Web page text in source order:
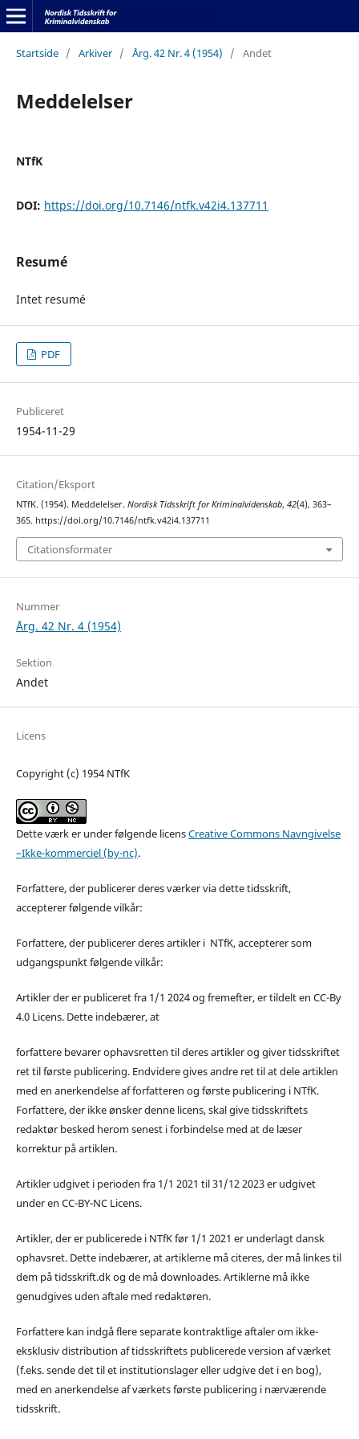
Startside / Arkiver / Årg. 42 Nr. 4 (1954) / Andet
Meddelelser
NTfK
DOI: https://doi.org/10.7146/ntfk.v42i4.137711
Resumé
Intet resumé
PDF
Publiceret
1954-11-29
Citation/Eksport
NTfK. (1954). Meddelelser. Nordisk Tidsskrift for Kriminalvidenskab, 42(4), 363–
365. https://doi.org/10.7146/ntfk.v42i4.137711
Citationsformater
Nummer
Årg. 42 Nr. 4 (1954)
Sektion
Andet
Licens
Copyright (c) 1954 NTfK
Dette værk er under følgende licensCreative Commons Navngivelse
–Ikke-kommerciel (by-nc).
Forfattere, der publicerer deres værker via dette tidsskrift,
accepterer følgende vilkår:
Forfattere, der publicerer deres artikler i NTfK, accepterer som
udgangspunkt følgende vilkår:
Artikler der er publiceret fra 1/1 2024 og fremefter, er tildelt en CC-By
4.0 Licens. Dette indebærer, at
forfattere bevarer ophavsretten til deres artikler og giver tidsskriftet
ret til første publicering. Endvidere gives andre ret til at dele artiklen
med en anerkendelse af forfatteren og første publicering i NTfK.
Forfattere, der ikke ønsker denne licens, skal give tidsskriftets
redaktør besked herom senest i forbindelse med at de læser
korrektur på artiklen.
Artikler udgivet i perioden fra 1/1 2021 til 31/12 2023 er udgivet
under en CC-BY-NC Licens.
Artikler, der er publicerede i NTfK før 1/1 2021 er underlagt dansk
ophavsret. Dette indebærer, at artiklerne må citeres, der må linkes til
dem på tidsskrift.dk og de må downloades. Artiklerne må ikke
genudgives uden aftale med redaktøren.
Forfattere kan indgå flere separate kontraktlige aftaler om ikke-
eksklusiv distribution af tidsskriftets publicerede version af værket
(f.eks. sende det til et institutionslager eller udgive det i en bog),
med en anerkendelse af værkets første publicering i nærværende
tidsskrift.